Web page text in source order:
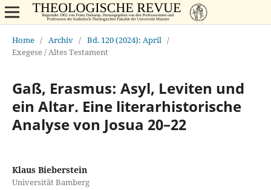
Home / Archiv / Bd. 120 (2024): April /
Exegese / Altes Testament
Gaß, Erasmus: Asyl, Leviten und
ein Altar. Eine literarhistorische
Analyse von Josua 20–22
Klaus Bieberstein
Universität Bamberg